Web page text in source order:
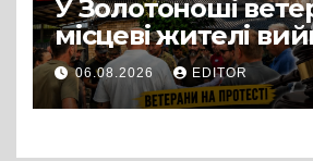
У Золотоноші
місцеві жителі
протест до стін
підприємства ТОВ
Три», що
06.08.2026 EDITOR